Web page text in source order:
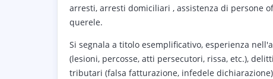
arresti, arresti domiciliari , assistenza di persone
querele.
Si segnala a titolo esemplificativo, esperienza
(lesioni, percosse, atti persecutori, rissa, etc.),
tributari (falsa fatturazione, infedele